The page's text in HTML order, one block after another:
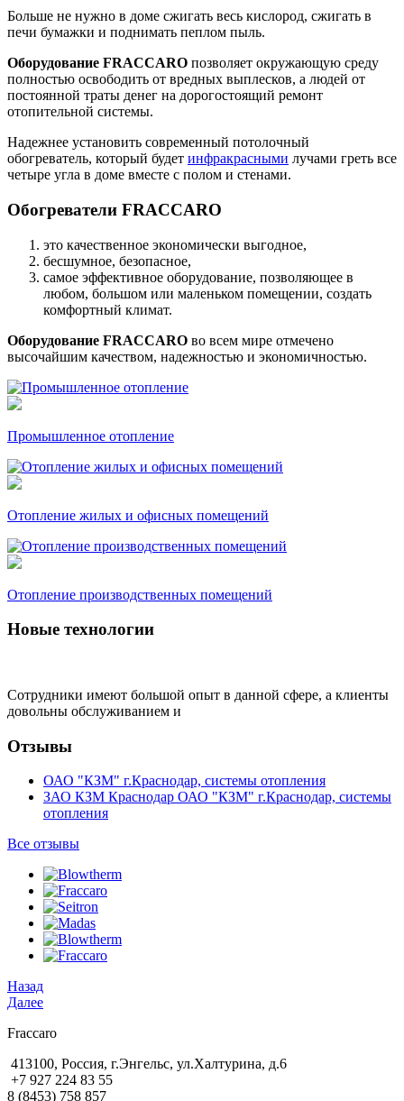
Больше не нужно в доме сжигать весь кислород, сжигать в
печи бумажки и поднимать пеплом пыль.
Оборудование FRACCARO позволяет окружающую среду
полностью освободить от вредных выплесков, а людей от
постоянной траты денег на дорогостоящий ремонт
отопительной системы.
Надежнее установить современный потолочный
обогреватель, который будет инфракрасными лучами греть все
четыре угла в доме вместе с полом и стенами.
Обогреватели FRACCARO
это качественное экономически выгодное,
бесшумное, безопасное,
самое эффективное оборудование, позволяющее в
любом, большом или маленьком помещении, создать
комфортный климат.
Оборудование FRACCARO во всем мире отмечено
высочайшим качеством, надежностью и экономичностью.
Промышленное отопление
Отопление жилых и офисных помещений
Отопление производственных помещений
Новые технологии
Сотрудники имеют большой опыт в данной сфере, а клиенты
довольны обслуживанием и
Отзывы
ОАО "КЗМ" г.Краснодар, системы отопления
ЗАО КЗМ Краснодар ОАО "КЗМ" г.Краснодар, системы
отопления
Все отзывы
Назад
Далее
Fraccaro
413100, Россия, г.Энгельс, ул.Халтурина, д.6
+7 927 224 83 55
8 (8453) 758 857